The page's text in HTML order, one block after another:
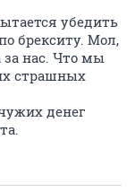
убедить
брекситу. Мол,
за нас. Что мы
страшных
денег